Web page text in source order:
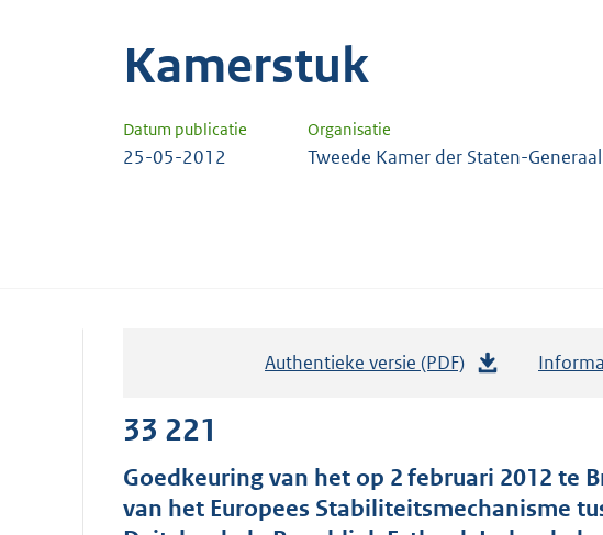
Kamerstuk
Datum publicatie Organisatie
25-05-2012 Tweede Kamer der Staten-Generaal
Authentieke versie (PDF)
a
n
33 221
Goedkeuring van het op 2 februari 2012 te
van het Europees Stabiliteitsmechanisme